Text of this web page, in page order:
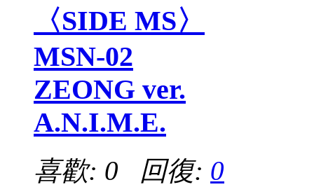
〈SIDE MS〉
MSN-02
ZEONG ver.
A.N.I.M.E.
喜歡: 0 回復: 0